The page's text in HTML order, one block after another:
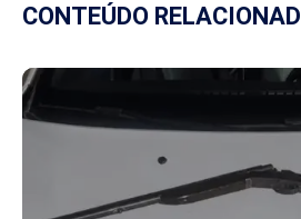
CONTEÚDO